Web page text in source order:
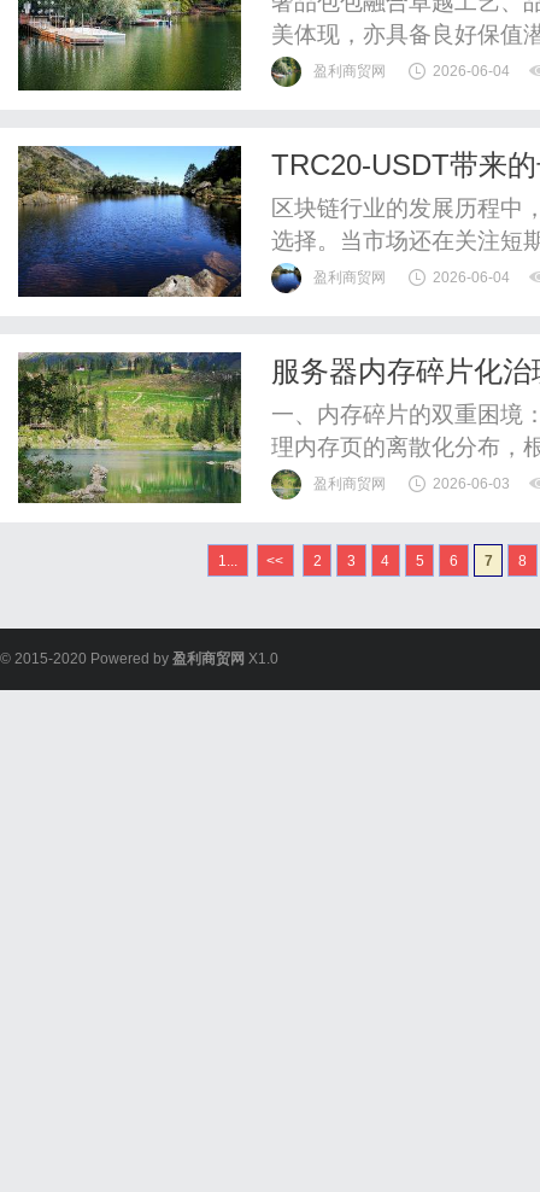
美体现，亦具备良好保值
盈利商贸网 2026-06-04
TRC20-USDT带来
键布局
区块链行业的发展历程中
选择。当市场还在关注短
展开。近日，孙宇晨在接
出Web3企业在关键时期
盈利商贸网 2026-06-04
服务器内存碎片化
实践
一、内存碎片的双重困境
理内存页的离散化分布，
类。内部碎片源于内存分
会分配整个4KB页帧，剩
这种碎片在频繁分配小内
盈利商贸网 2026-06-03
1... << 2 3 4 5 6 7 8
© 2015-2020 Powered by 盈利商贸网 X1.0